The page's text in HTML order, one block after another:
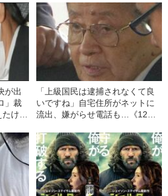
が出
」裁
けれ
長男
「上級国民は逮捕されなくて良
いですね」自宅住所がネットに
流出、嫌がらせ電話も…《12人
の長男が直面した「加害者家族
への暴力」